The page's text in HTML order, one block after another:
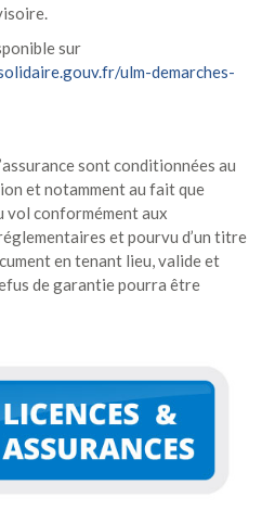
sur
ulm-demarches-
sont conditionnées au
et notamment au fait que
vol conformément aux
et pourvu d’un titre
en tenant lieu, valide et
de garantie pourra être